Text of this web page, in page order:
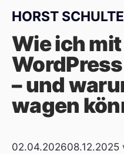
HORST SCHULTE
Wie ich mit
– und
wagen
02.04.202608.12.2025